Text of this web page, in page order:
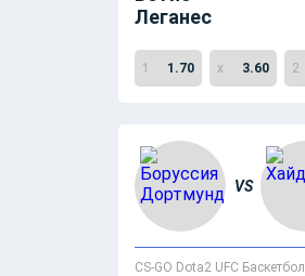
vs
Леганес
1 1.70 x 3.60 2
VS
CS-GO Dota2 UFC Баскетбол